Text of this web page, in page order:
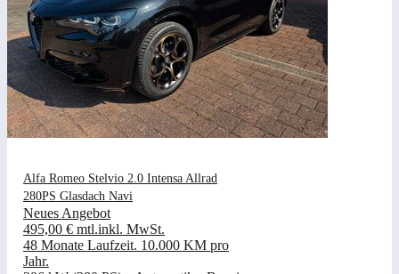
Alfa Romeo Stelvio 2.0 Intensa Allrad
280PS Glasdach Navi
Neues Angebot
495,00 € mtl.inkl. MwSt.
48 Monate Laufzeit. 10.000 KM pro
Jahr.